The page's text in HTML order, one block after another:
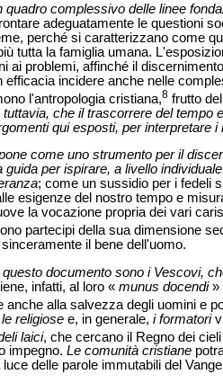
quadro complessivo delle linee
adeguatamente le questioni
perché si caratterizzano come
tutta la famiglia umana.
ai problemi, affinché il
incidere anche nelle
l'antropologia cristiana,8 frutto
che il trascorrere del tempo
qui esposti, per interpretare i
come uno strumento per il
per ispirare, a livello
; come un sussidio per i fedeli
esigenze del nostro tempo e
la vocazione propria dei vari
partecipi della sua dimensione
il bene dell'uomo.
documento sono i Vescovi,
infatti, al loro « munus docendi»
anche alla salvezza degli uomini e
religiose e, in generale, i formatori
laici, che cercano il Regno dei
impegno. Le comunità cristiane
delle parole immutabili del